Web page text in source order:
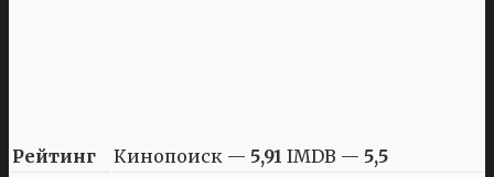
Рейтинг Кинопоиск — 5,91 IMDB — 5,5